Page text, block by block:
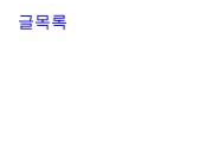
글목록